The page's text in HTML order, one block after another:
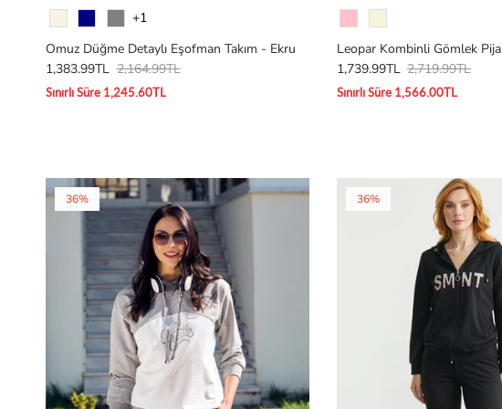
Renk
+1
Omuz Düğme Detaylı Eşofman Takım - Ekru
1,383.99TL 2,164.99TL
Sınırlı Süre 1,245.60TL
Renk
Leopar Kombinli Gömlek
1,739.99TL 2,719.99TL
Sınırlı Süre 1,566.00TL
36% 36%